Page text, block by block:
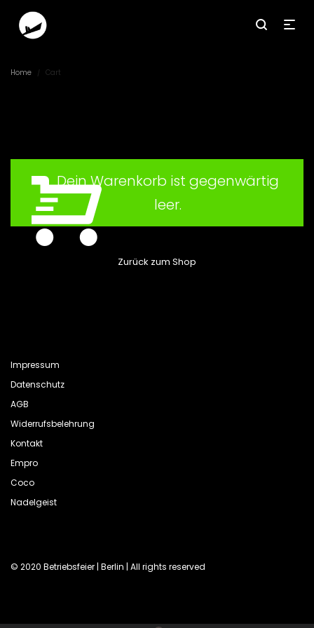
Home / Cart
Dein Warenkorb ist gegenwärtig
leer.
Zurück zum Shop
Impressum
Datenschutz
AGB
Widerrufsbelehrung
Kontakt
Empro
Coco
Nadelgeist
© 2020 Betriebsfeier | Berlin | All rights reserved